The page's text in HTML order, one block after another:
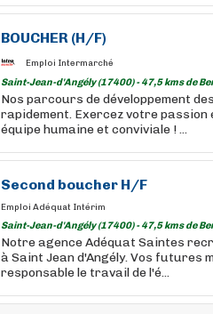
BOUCHER (H/F)
Emploi Intermarché
Saint-Jean-d'Angély (17400) - 47,5 kms de
Nos parcours de développement
rapidement. Exercez votre
équipe humaine et conviviale ! ...
Second boucher H/F
Emploi Adéquat Intérim
Saint-Jean-d'Angély (17400) - 47,5 kms de
Notre agence Adéquat Saintes
à Saint Jean d'Angély. Vos futures
responsable le travail de l'é...